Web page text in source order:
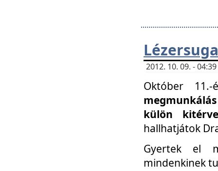
2012. 10. 09. -
Október
külön
hallhatjátok
Gyertek el
mindenkinek